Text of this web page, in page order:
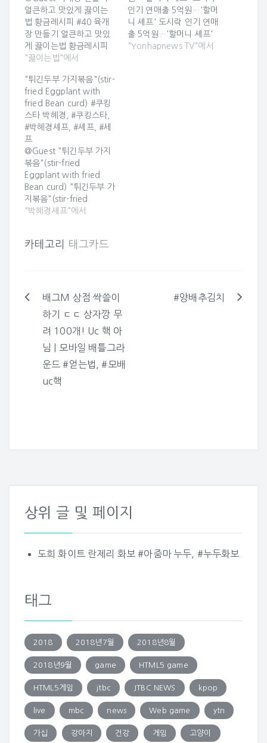
얼큰하고 맛있게 끓이는
법 황금레시피 #40 육개
장 만들기 얼큰하고 맛있
게 끓이는법 황금레시피
#40 ■ 육개장 만들기 재
굵은대파 3뿌리 무 1개 삶
은 토란 300g 삶은 고사
리 300g 표고버섯 200g
다시마 두조각 치킨스톡 1
큰술 국간장 4큰술 멸치액
젓 4큰술 다진마늘 3큰술
고춧가루 7큰술 참기름 4
큰술 식용유 1큰술…
"끓이는법"에서
인기 연매출 5억원…'할머
니 셰프' 도시락 인기 연매
출 5억원…'할머니 셰프'
도시락 인기 [연합뉴스
"Yonhapnews TV"에서
"튀긴두부 가지볶음"(stir-
fried Eggplant with
fried Bean curd) #쿠킹
스타 박혜경, #쿠킹스타,
#박혜경셰프, #셰프, #세
프
@Guest "튀긴두부 가지
볶음"(stir-fried
Eggplant with fried
Bean curd) "튀긴두부 가
지볶음"(stir-fried
Eggplant with fried
보라색 가지가 볶음으로
요. * 재료소개 1. 가지 2
부 1모 4. 양파 1개 5. 청
양고추 2개 6. 붉은고추…
"박혜경셰프"에서
카테고리 태그카드
글
배그M 상점 싹쓸이
하기 ㄷㄷ 상자깡 무
려 100개! Uc 핵 아
님 | 모바일 배틀그라
운드 #얻는법, #모배
uc핵
#양배추김치
상위 글 및 페이지
도희 화이트 란제리 화보 #아줌마 누두, #누두화보
태그
2018 2018년7월 2018년8월
2018년9월 game HTML5 game
HTML5게임 jtbc JTBC NEWS kpop
live mbc news Web game ytn
가십 강아지 건강 게임 고양이